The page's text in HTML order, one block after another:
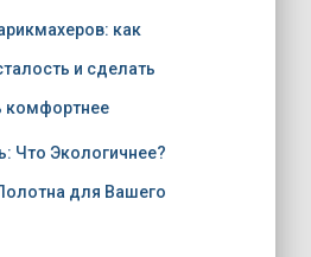
как
и сделать
комфортнее
Что Экологичнее?
для Вашего